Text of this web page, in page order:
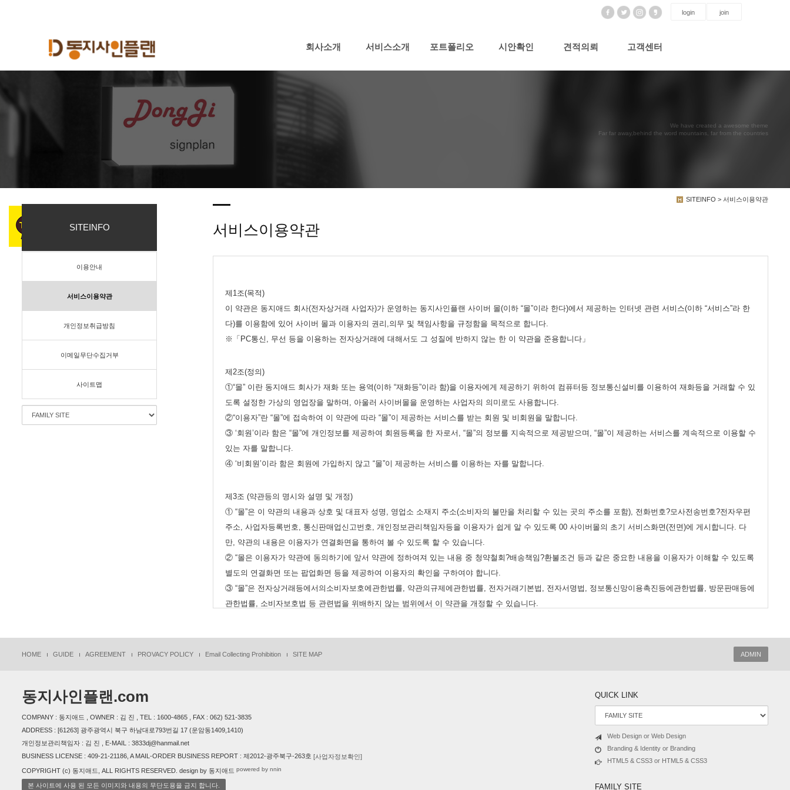
login join
회사소개 서비스소개 포트폴리오 시안확인 견적의뢰 고객센터
We have created a awesome theme
Far far away,behind the word mountains, far from the countries
SITEINFO > 서비스이용약관
SITEINFO
이용안내
서비스이용약관
개인정보취급방침
이메일무단수집거부
사이트맵
서비스이용약관
제1조(목적)
이 약관은 동지애드 회사(전자상거래 사업자)가 운영하는 동지사인플랜 사이버 몰(이하 “몰”이라 한다)에서 제공하는 인터넷 관련 서비스(이하 “서비스”라 한
다)를 이용함에 있어 사이버 몰과 이용자의 권리,의무 및 책임사항을 규정함을 목적으로 합니다.
※「PC통신, 무선 등을 이용하는 전자상거래에 대해서도 그 성질에 반하지 않는 한 이 약관을 준용합니다」
제2조(정의)
①“몰” 이란 동지애드 회사가 재화 또는 용역(이하 “재화등”이라 함)을 이용자에게 제공하기 위하여 컴퓨터등 정보통신설비를 이용하여 재화등을 거래할 수 있
도록 설정한 가상의 영업장을 말하며, 아울러 사이버몰을 운영하는 사업자의 의미로도 사용합니다.
②“이용자”란 “몰”에 접속하여 이 약관에 따라 “몰”이 제공하는 서비스를 받는 회원 및 비회원을 말합니다.
③ ‘회원’이라 함은 “몰”에 개인정보를 제공하여 회원등록을 한 자로서, “몰”의 정보를 지속적으로 제공받으며, “몰”이 제공하는 서비스를 계속적으로 이용할 수
있는 자를 말합니다.
④ ‘비회원’이라 함은 회원에 가입하지 않고 “몰”이 제공하는 서비스를 이용하는 자를 말합니다.
제3조 (약관등의 명시와 설명 및 개정)
① “몰”은 이 약관의 내용과 상호 및 대표자 성명, 영업소 소재지 주소(소비자의 불만을 처리할 수 있는 곳의 주소를 포함), 전화번호?모사전송번호?전자우편
주소, 사업자등록번호, 통신판매업신고번호, 개인정보관리책임자등을 이용자가 쉽게 알 수 있도록 00 사이버몰의 초기 서비스화면(전면)에 게시합니다. 다
만, 약관의 내용은 이용자가 연결화면을 통하여 볼 수 있도록 할 수 있습니다.
② “몰은 이용자가 약관에 동의하기에 앞서 약관에 정하여져 있는 내용 중 청약철회?배송책임?환불조건 등과 같은 중요한 내용을 이용자가 이해할 수 있도록
별도의 연결화면 또는 팝업화면 등을 제공하여 이용자의 확인을 구하여야 합니다.
③ “몰”은 전자상거래등에서의소비자보호에관한법률, 약관의규제에관한법률, 전자거래기본법, 전자서명법, 정보통신망이용촉진등에관한법률, 방문판매등에
관한법률, 소비자보호법 등 관련법을 위배하지 않는 범위에서 이 약관을 개정할 수 있습니다.
다만, 이용자에게 불리하게 약관내용을 변경하는 경우에는 최소한 30일 이상의 사전 유예기간을 두고 공지합니다. 이 경우 "몰“은 개정전 내용과 개정후 내용
항이 그대로 적용됩니다. 다만 이미 계약을 체결한 이용자가 개정약관 조항의 적용을 받기를 원하는 뜻을 제3항에 의한 개정약관의 공지기간내에 ‘몰“에 송신
⑥ 이 약관에서 정하지 아니한 사항과 이 약관의 해석에 관하여는 전자상거래등에서의소비자보호에관한법률, 약관의규제등에관한법률, 공정거래위원회가
제4조(서비스의 제공 및 변경)
HOME GUIDE AGREEMENT PROVACY POLICY Email Collecting Prohibition SITE MAP ADMIN
동지사인플랜.com
COMPANY : 동지애드 , OWNER : 김 진 , TEL : 1600-4865 , FAX : 062) 521-3835
ADDRESS : [61263] 광주광역시 북구 하남대로793번길 17 (운암동1409,1410)
개인정보관리책임자 : 김 진 , E-MAIL : 3833dj@hanmail.net
BUSINESS LICENSE : 409-21-21186, A MAIL-ORDER BUSINESS REPORT : 제2012-광주북구-263호 [사업자정보확인]
COPYRIGHT (c) 동지애드, ALL RIGHTS RESERVED. design by 동지애드 powered by nnin
본 사이트에 사용 된 모든 이미지와 내용의 무단도용을 금지 합니다.
QUICK LINK
Web Design or Web Design
Branding & Identity or Branding
HTML5 & CSS3 or HTML5 & CSS3
FAMILY SITE